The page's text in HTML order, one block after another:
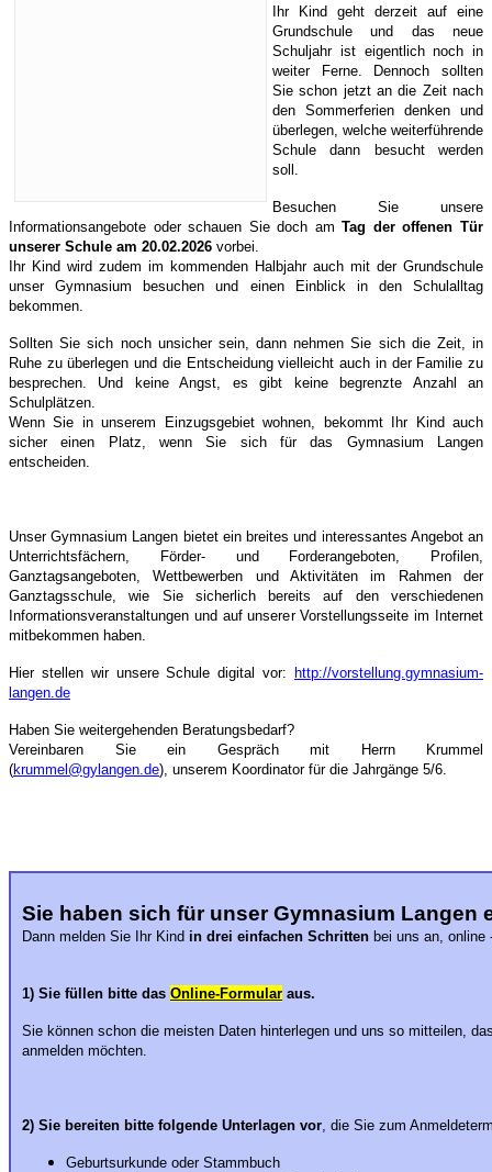
Ihr Kind geht derzeit auf eine
Grundschule und das neue
Schuljahr ist eigentlich noch in
weiter Ferne. Dennoch sollten
Sie schon jetzt an die Zeit nach
den Sommerferien denken und
überlegen, welche weiterführende
Schule dann besucht werden
soll.
Besuchen Sie unsere
Informationsangebote oder schauen Sie doch amTag der offenen Tür
unserer Schule am 20.02.2026 vorbei.
Ihr Kind wird zudem im kommenden Halbjahr auch mit der Grundschule
unser Gymnasium besuchen und einen Einblick in den Schulalltag
bekommen.
Sollten Sie sich noch unsicher sein, dann nehmen Sie sich die Zeit, in
Ruhe zu überlegen und die Entscheidung vielleicht auch in der Familie zu
besprechen. Und keine Angst, es gibt keine begrenzte Anzahl an
Schulplätzen.
Wenn Sie in unserem Einzugsgebiet wohnen, bekommt Ihr Kind auch
sicher einen Platz, wenn Sie sich für das Gymnasium Langen
entscheiden.
Unser Gymnasium Langen bietet ein breites und interessantes Angebot an
Unterrichtsfächern, Förder- und Forderangeboten, Profilen,
Ganztagsangeboten, Wettbewerben und Aktivitäten im Rahmen der
Ganztagsschule, wie Sie sicherlich bereits auf den verschiedenen
Informationsveranstaltungen und auf unserer Vorstellungsseite im Internet
mitbekommen haben.
Hier stellen wir unsere Schule digital vor: http://vorstellung.gymnasium-
langen.de
Haben Sie weitergehenden Beratungsbedarf?
Vereinbaren Sie ein Gespräch mit Herrn Krummel
(krummel@gylangen.de), unserem Koordinator für die Jahrgänge 5/6.
Sie haben sich für unser Gymnasium Langen
Dann melden Sie Ihr Kind in drei einfachen Schritten bei uns an, online
1) Sie füllen bitte das Online-Formular aus.
Sie können schon die meisten Daten hinterlegen und uns so mitteilen,
anmelden möchten.
2) Sie bereiten bitte folgende Unterlagen vor , die Sie zum
Geburtsurkunde oder Stammbuch